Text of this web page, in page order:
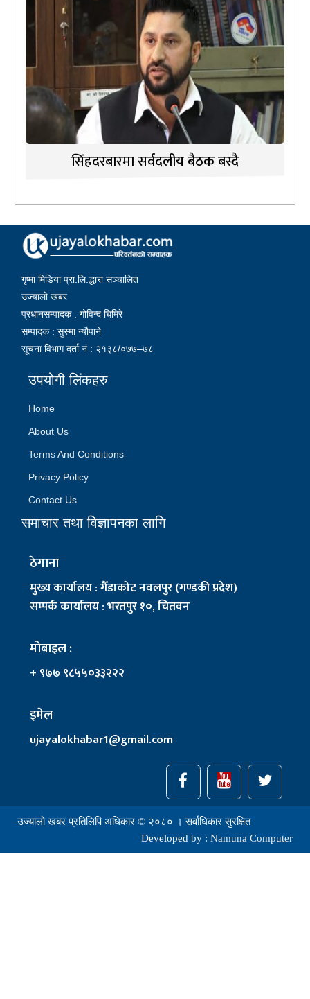
सिंहदरबारमा सर्वदलीय बैठक बस्दै
गृष्मा मिडिया प्रा.लि.द्धारा सञ्चालित
उज्यालो खबर
प्रधानसम्पादक : गोविन्द घिमिरे
सम्पादक : सुस्मा न्यौपाने
सूचना विभाग दर्ता नं : २१३८/०७७–७८
उपयोगी लिंकहरु
Home
About Us
Terms And Conditions
Privacy Policy
Contact Us
समाचार तथा विज्ञापनका लागि
ठेगाना
मुख्य कार्यालय : गैँडाकोट नवलपुर (गण्डकी प्रदेश)
सम्पर्क कार्यालय : भरतपुर १०, चितवन
मोबाइल :
+ ९७७ ९८५५०३३२२२
इमेल
ujayalokhabar1@gmail.com
उज्यालो खबर प्रतिलिपि अधिकार © २०८० । सर्वाधिकार सुरक्षित
Developed by : Namuna Computer